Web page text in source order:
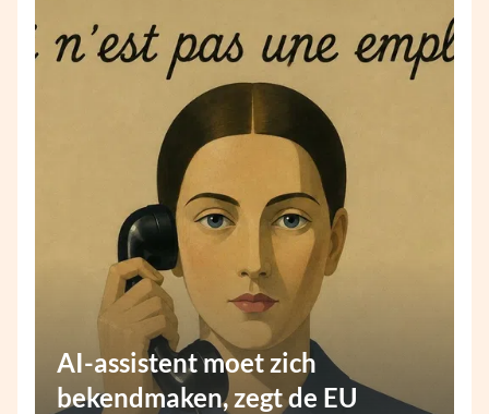
AI-assistent moet zich
bekendmaken, zegt de EU